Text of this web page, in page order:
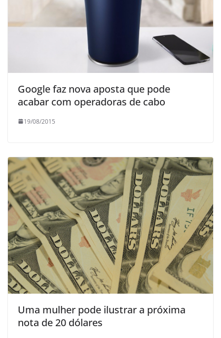
Google faz nova aposta que pode
acabar com operadoras de cabo
19/08/2015
Uma mulher pode ilustrar a próxima
nota de 20 dólares